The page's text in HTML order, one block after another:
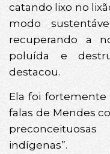
catando lixo no
modo
recuperando a
poluída e
destacou.
Ela foi fortemente
falas de Mendes
indígenas”.